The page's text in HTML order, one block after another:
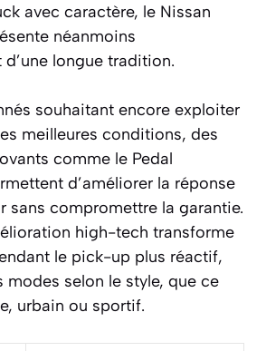
avec caractère, le Nissan
néanmoins
d’une longue tradition.
souhaitant encore exploiter
meilleures conditions, des
comme le Pedal
d’améliorer la réponse
sans compromettre la garantie.
high-tech transforme
le pick-up plus réactif,
modes selon le style, que ce
urbain ou sportif.